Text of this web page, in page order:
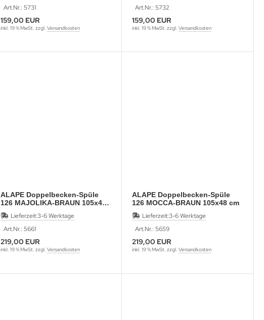
Art.Nr.: 5731
159,00 EUR
inkl. 19 % MwSt. zzgl. Versandkosten
Art.Nr.: 5732
159,00 EUR
inkl. 19 % MwSt. zzgl.Versandkosten
ALAPE Doppelbecken-Spüle
126 MAJOLIKA-BRAUN 105x48
cm
Lieferzeit:3-6 Werktage
Art.Nr.: 5661
219,00 EUR
inkl. 19 % MwSt. zzgl. Versandkosten
ALAPE Doppelbecken-Spüle
126 MOCCA-BRAUN 105x48 cm
Lieferzeit:3-6 Werktage
Art.Nr.: 5659
219,00 EUR
inkl. 19 % MwSt. zzgl.Versandkosten